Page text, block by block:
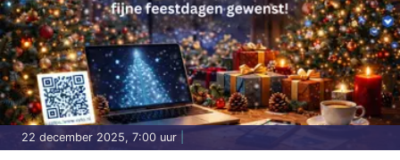
22 december 2025, 7:00 uur